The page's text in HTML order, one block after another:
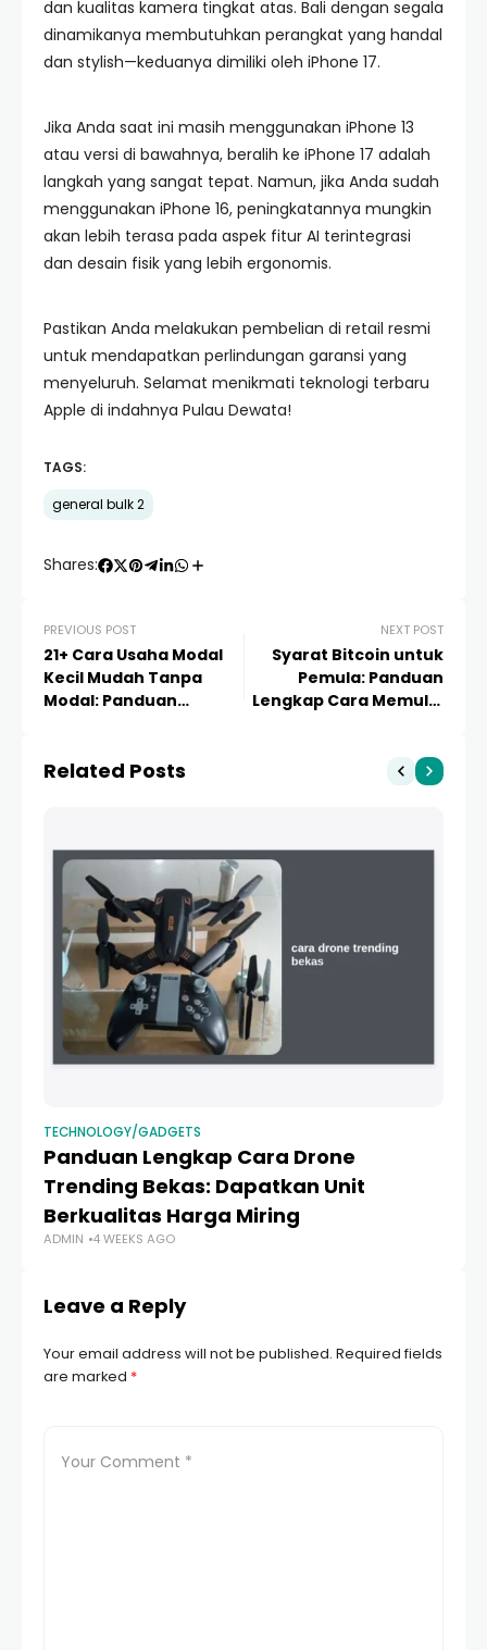
dan kualitas kamera tingkat atas. Bali dengan segala
dinamikanya membutuhkan perangkat yang handal
dan stylish—keduanya dimiliki oleh iPhone 17.
Jika Anda saat ini masih menggunakan iPhone 13
atau versi di bawahnya, beralih ke iPhone 17 adalah
langkah yang sangat tepat. Namun, jika Anda sudah
menggunakan iPhone 16, peningkatannya mungkin
akan lebih terasa pada aspek fitur AI terintegrasi
dan desain fisik yang lebih ergonomis.
Pastikan Anda melakukan pembelian di retail resmi
untuk mendapatkan perlindungan garansi yang
menyeluruh. Selamat menikmati teknologi terbaru
Apple di indahnya Pulau Dewata!
TAGS:
general bulk 2
Shares:
PREVIOUS POST
21+ Cara Usaha Modal
Kecil Mudah Tanpa
Modal: Panduan
NEXT POST
Syarat Bitcoin untuk
Pemula: Panduan
Lengkap Cara Memulai
Related Posts
TECHNOLOGY/GADGETS
Panduan Lengkap Cara Drone
Trending Bekas: Dapatkan Unit
Berkualitas Harga Miring
ADMIN 4 WEEKS AGO
Leave a Reply
Your email address will not be published. Required fields
are marked *